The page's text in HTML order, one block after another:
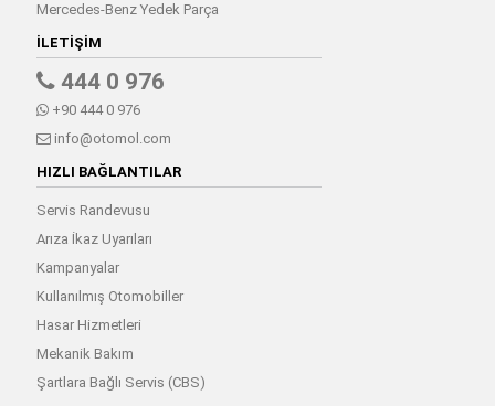
Mercedes-Benz Yedek Parça
İLETIŞIM
444 0 976
+90 444 0 976
info@otomol.com
HIZLI BAĞLANTILAR
Servis Randevusu
Arıza İkaz Uyarıları
Kampanyalar
Kullanılmış Otomobiller
Hasar Hizmetleri
Mekanik Bakım
Şartlara Bağlı Servis (CBS)